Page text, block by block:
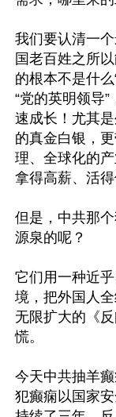
我们要认清一
国老百姓之所
的根本不是什
“党的英明领导
速成长！尤其
的真金白银，
理、全球化的
拿得高薪、活
但是，中共那
源泉的呢？
它们用一种近
境，把外国人
无限扩大的《
慌。
今天中共抽羊
犯癫痫以国家